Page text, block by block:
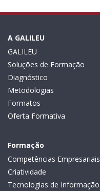
A GALILEU
GALILEU
Soluções de Formação
Diagnóstico
Metodologias
Formatos
Oferta Formativa
Formação
Competências Empresariais
Criatividade
Tecnologias de Informação